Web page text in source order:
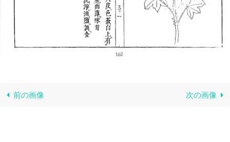
前の画像 次の画像